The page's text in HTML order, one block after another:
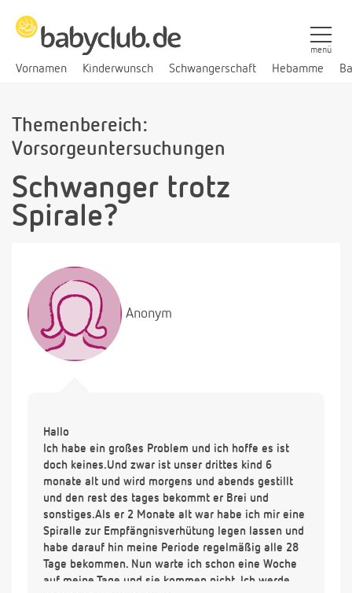
Vornamen Kinderwunsch Schwangerschaft Hebamme
menü
Themenbereich:
Vorsorgeuntersuchungen
Schwanger trotz
Spirale?
Anonym
Hallo
Ich habe ein großes Problem und ich hoffe es ist
doch keines.Und zwar ist unser drittes kind 6
monate alt und wird morgens und abends gestillt
und den rest des tages bekommt er Brei und
sonstiges.Als er 2 Monate alt war habe ich mir eine
Spiralle zur Empfängnisverhütung legen lassen und
habe darauf hin meine Periode regelmäßig alle 28
Tage bekommen. Nun warte ich schon eine Woche
auf meine Tage und sie kommen nicht. Ich werde